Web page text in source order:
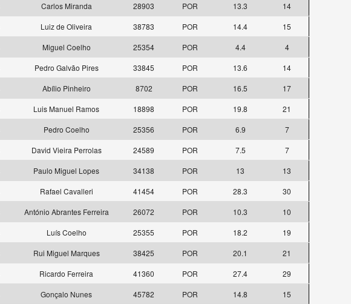
Carlos Miranda 28903 POR 13.3
14
Luiz de Oliveira 38783 POR 14.4
15
Miguel Coelho 25354 POR 4.4
4
Pedro Galvão Pires 33845 POR 13.6
14
Abílio Pinheiro 8702 POR 16.5
17
Luis Manuel Ramos 18898 POR 19.8
21
Pedro Coelho 25356 POR 6.9
7
David Vieira Perrolas 24589 POR 7.5
7
Paulo Miguel Lopes 34138 POR 13
13
Rafael Cavalleri 41454 POR 28.3
30
António Abrantes Ferreira 26072 POR 10.3
10
Luís Coelho 25355 POR 18.2
19
Rui Miguel Marques 38425 POR 20.1
21
Ricardo Ferreira 41360 POR 27.4
29
Gonçalo Nunes 45782 POR 14.8
15